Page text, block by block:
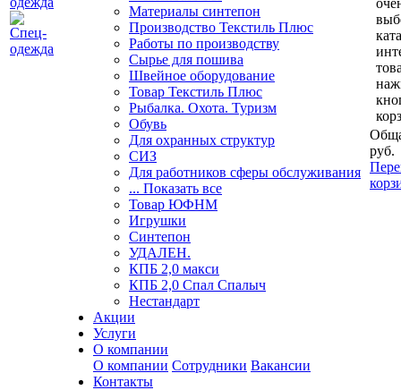
Материалы синтепон
Производство Текстиль Плюс
Работы по производству
Сырье для пошива
Швейное оборудование
Товар Текстиль Плюс
Рыбалка. Охота. Туризм
Обувь
Для охранных структур
СИЗ
Для работников сферы обслуживания
... Показать все
Товар ЮФНМ
Игрушки
Синтепон
УДАЛЕН.
КПБ 2,0 макси
КПБ 2,0 Спал Спалыч
Нестандарт
Акции
Услуги
О компании
О компании Сотрудники Вакансии
Контакты
руб.